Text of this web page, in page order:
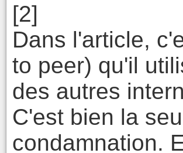
[2]
Dans l'article,
to peer) qu'il
des autres
C'est bien la
condamnation.